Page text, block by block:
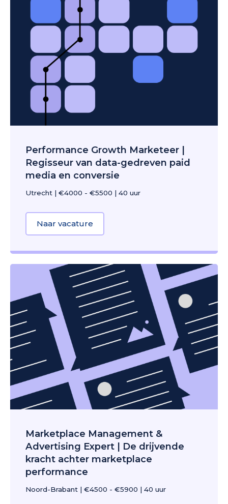
Performance Growth Marketeer |
Regisseur van data-gedreven paid
media en conversie
Utrecht | €4000 - €5500 | 40 uur
Naar vacature
Marketplace Management &
Advertising Expert | De drijvende
kracht achter marketplace
performance
Noord-Brabant | €4500 - €5900 | 40 uur